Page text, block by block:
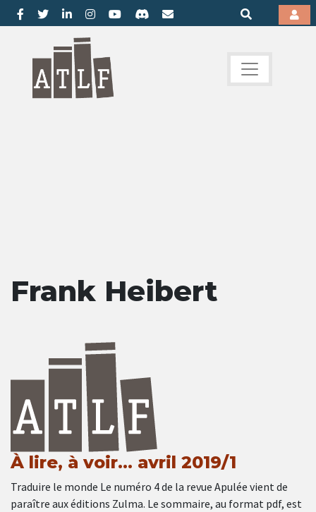
Frank Heibert
À lire, à voir… avril 2019/1
Traduire le monde Le numéro 4 de la revue Apulée vient de
paraître aux éditions Zulma. Le sommaire, au format pdf, est